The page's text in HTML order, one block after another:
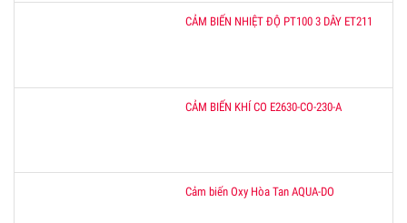
CẢM BIẾN NHIỆT ĐỘ PT100 3 DÂY ET211
CẢM BIẾN KHÍ CO E2630-CO-230-A
Cảm biến Oxy Hòa Tan AQUA-DO